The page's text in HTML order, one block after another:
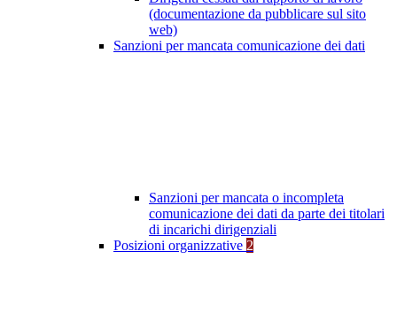
(documentazione da pubblicare sul sito
web)
Sanzioni per mancata comunicazione dei dati
Sanzioni per mancata o incompleta
comunicazione dei dati da parte dei titolari
di incarichi dirigenziali
Posizioni organizzative 2